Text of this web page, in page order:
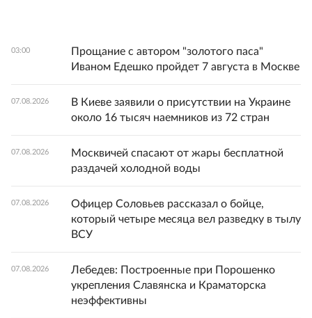
03:00
Прощание с автором "золотого паса"
Иваном Едешко пройдет 7 августа в Москве
07.08.2026
В Киеве заявили о присутствии на Украине
около 16 тысяч наемников из 72 стран
07.08.2026
Москвичей спасают от жары бесплатной
раздачей холодной воды
07.08.2026
Офицер Соловьев рассказал о бойце,
который четыре месяца вел разведку в тылу
ВСУ
07.08.2026
Лебедев: Построенные при Порошенко
укрепления Славянска и Краматорска
неэффективны